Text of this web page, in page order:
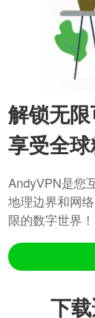
解锁无限
享受全球
AndyVPN是您
地理边界和网
限的数字世界！
下